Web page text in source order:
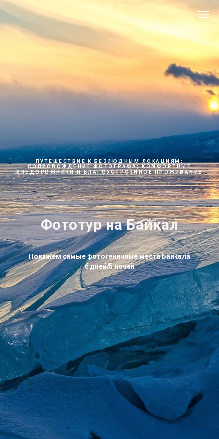
ПУТЕШЕСТВИЕ К БЕЗЛЮДНЫМ ЛОКАЦИЯМ;
СОПРОВОЖДЕНИЕ ФОТОГРАФА; КОМФОРТНЫЕ
ВНЕДОРОЖНИКИ И БЛАГОУСТРОЕННОЕ ПРОЖИВАНИЕ
Фототур на Байкал
Покажем самые фотогеничные места Байкала
6 дней/5 ночей